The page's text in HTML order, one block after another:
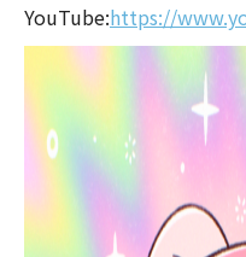
YouTube:https://